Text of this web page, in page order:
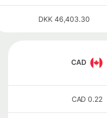
46,403.30
DKK
CAD
0.22
CAD